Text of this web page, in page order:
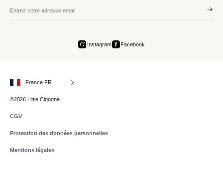
Instagram Facebook
France FR
©2026 Little Cigogne
CGV
Protection des données personnelles
Mentions légales